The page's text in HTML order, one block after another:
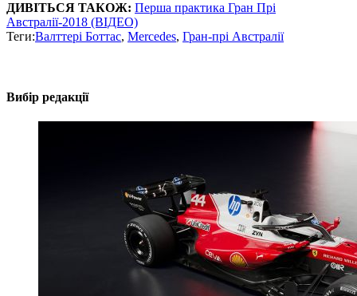
ДИВІТЬСЯ ТАКОЖ: Перша практика Гран Прі
Австралії-2018 (ВІДЕО)
Теги:Валттері Боттас, Mercedes, Гран-прі Австралії
Вибір редакції